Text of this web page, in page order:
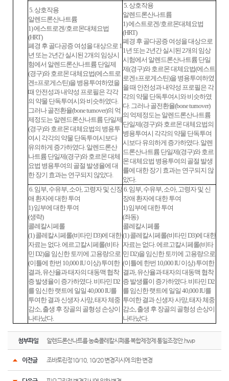
5. 상호작용
알렌드론산나트륨
1) 에스트로겐/호르몬대체요법
(HRT)
폐경 후 골다공증 여성을 대상으로 1
년 또는 2년간 실시된 2개의 임상시
험에서 알렌드론산나트륨 단일제
(경구)와 호르몬 대체요법(에스트로
겐±프로게스틴)을 병용투여하였을
때 안전성과 내약성 프로필은 각각
의 약물 단독투여시와 비슷하였다.
그러나 골전환율(bone turnover)의 억
제정도는 알렌드론산나트륨 단일제
(경구)와 호르몬 대체요법의 병용투
여시 각각의 약물 단독투여시보다
유의하게 증가하였다. 알렌드론산
나트륨 단일제(경구)와 호르몬 대체
요법 병용투여의 골절 발생율에 대
한 장기 효과는 연구되지 않았다.
5. 상호작용
알렌드론산나트륨
1) 에스트로겐/호르몬대체요법
(HRT)
폐경 후 골다공증 여성을 대상으로
1년 또는 2년간 실시된 2개의 임상
시험에서 알렌드론산나트륨 단일
제(경구)와 호르몬 대체요법(에스트
로겐±프로게스틴)을 병용투여하였
을 때 안전성과 내약성 프로필은 각
각의 약물 단독투여시와 비슷하였
다. 그러나 골전환율(bone turnover)
의 억제정도는 알렌드론산나트륨
단일제(경구)와 호르몬 대체요법의
병용투여시 각각의 약물 단독투여
시보다 유의하게 증가하였다. 알렌
드론산나트륨 단일제(경구)와 호르
몬 대체요법 병용투여의 골절 발생
률에 대한 장기 효과는 연구되지 않
았다.
6. 임부, 수유부, 소아, 고령자 및 신장
애 환자에 대한 투여
1) 임부에 대한 투여
(생략)
콜레칼시페롤
(1) 콜레칼시페롤(비타민 D3)에 대한
자료는 없다. 에르고칼시페롤(비타
민 D2)을 임신한 토끼에 고용량으로
(이틀에 한번 10,000 IU 이상) 투여한
결과, 유산율과 태자의 대동맥 협착
증 발생율이 증가하였다. 비타민 D2
를 임신한 랫트에 일일 40,000 IU를
투여한 결과 신생자 사망, 태자 체중
감소, 출생 후 장골의 골형성 손상이
나타났다.
6. 임부, 수유부, 소아, 고령자 및 신
장애 환자에 대한 투여
1) 임부에 대한 투여
(좌동)
콜레칼시페롤
(1) 콜레칼시페롤(비타민 D3)에 대한
자료는 없다. 에르고칼시페롤(비타
민 D2)을 임신한 토끼에 고용량으로
(이틀에 한번 10,000 IU 이상) 투여한
결과, 유산율과 태자의 대동맥 협착
증 발생률이 증가하였다. 비타민 D2
를 임신한 랫트에 일일 40,000 IU를
투여한 결과 신생자 사망, 태자 체중
감소, 출생 후 장골의 골형성 손상이
나타났다.
첨부파일 알렌드론산나트륨 농축콜레칼시페롤 복합제정제 통일조정안.hwp
이전글 조바토린정10/10, 10/20 변경지시에 의한 변경